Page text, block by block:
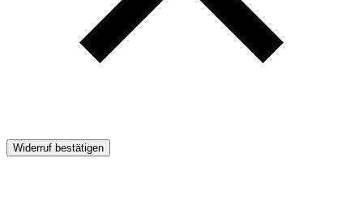
Widerruf bestätigen